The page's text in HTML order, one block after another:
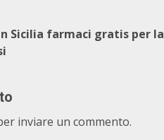
Sicilia farmaci gratis per la
inviare un commento.